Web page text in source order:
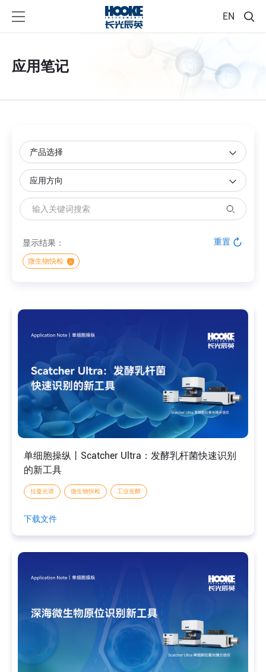
EN
应用笔记
显示结果：
微生物快检
重置
单细胞操纵丨Scatcher Ultra：发酵乳杆菌快速识别
的新工具
拉曼光谱 微生物快检 工业发酵
下载文件